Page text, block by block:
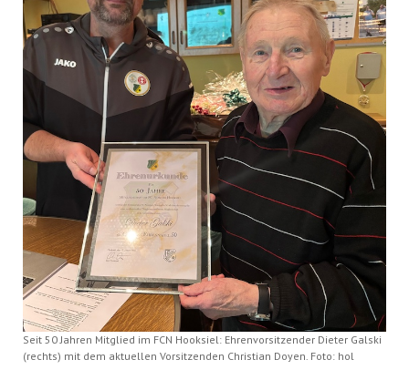
Seit 50 Jahren Mitglied im FCN Hooksiel: Ehrenvorsitzender Dieter Galski
(rechts) mit dem aktuellen Vorsitzenden Christian Doyen. Foto: hol